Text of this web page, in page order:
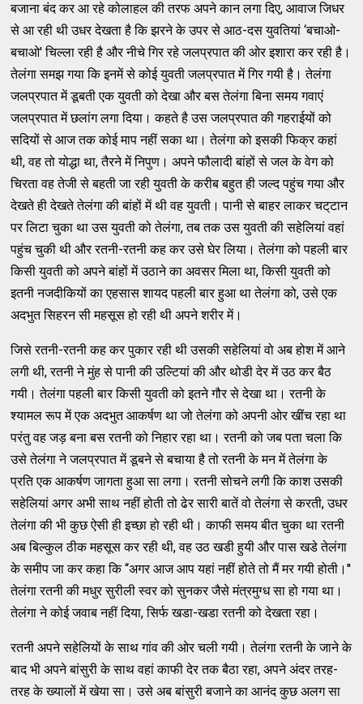
बजाना बंद कर आ रहे कोलाहल की तरफ अपने कान लगा दिए, आवाज जिधर
से आ रही थी उधर देखता है कि झरने के उपर से आठ-दस युवतियां ‘बचाओ-
बचाओ' चिल्‍ला रही है और नीचे गिर रहे जलप्रपात की ओर इशारा कर रही है।
तेलंगा समझ गया कि इनमें से कोई युवती जलप्रपात में गिर गयी है। तेलंगा
जलप्रपात में डूबती एक युवती को देखा और बस तेलंगा बिना समय गवाएं
जलप्रपात में छलांग लगा दिया। कहते है उस जलप्रपात की गहराईयों को
सदियों से आज तक कोई माप नहीं सका था। तेलंगा को इसकी फिक्र कहां
थी, वह तो योद्धा था, तैरने में निपुण। अपने फौलादी बांहों से जल के वेग को
चिरता वह तेजी से बहती जा रही युवती के करीब बहुत ही जल्‍द पहुंच गया और
देखते ही देखते तेलंगा की बांहों में थी वह युवती। पानी से बाहर लाकर चट्‌टान
पर लिटा चुका था उस युवती को तेलंगा, तब तक उस युवती की सहेलियां वहां
पहुंच चुकी थी और रतनी-रतनी कह कर उसे घेर लिया। तेलंगा को पहली बार
किसी युवती को अपने बांहों में उठाने का अवसर मिला था, किसी युवती को
इतनी नजदीकियों का एहसास शायद पहली बार हुआ था तेलंगा को, उसे एक
अदभुत सिहरन सी महसूस हो रही थी अपने शरीर में।
जिसे रतनी-रतनी कह कर पुकार रही थी उसकी सहेलियां वो अब होश में आने
लगी थी, रतनी ने मुंह से पानी की उल्‍टियां की और थोडी देर में उठ कर बैठ
गयी। तेलंगा पहली बार किसी युवती को इतने गौर से देखा था। रतनी के
श्‍यामल रूप में एक अदभुत आकर्षण था जो तेलंगा को अपनी ओर खींच रहा था
परंतु वह जड़ बना बस रतनी को निहार रहा था। रतनी को जब पता चला कि
उसे तेलंगा ने जलप्रपात में डूबने से बचाया है तो रतनी के मन में तेलंगा के
प्रति एक आकर्षण जागता हुआ सा लगा। रतनी सोचने लगी कि काश उसकी
सहेलियां अगर अभी साथ नहीं होती तो ढेर सारी बातें वो तेलंगा से करती, उधर
तेलंगा की भी कुछ ऐसी ही इच्‍छा हो रही थी। काफी समय बीत चुका था रतनी
अब बिल्‍कुल ठीक महसूस कर रही थी, वह उठ खडी हुयी और पास खडे तेलंगा
के समीप जा कर कहा कि ‘‘अगर आज आप यहां नहीं होते तो मैं मर गयी होती।''
तेलंगा रतनी की मधुर सुरीली स्‍वर को सुनकर जैसे मंत्रमुग्‍ध सा हो गया था।
तेलंगा ने कोई जवाब नहीं दिया, सिर्फ खडा-खडा रतनी को देखता रहा।
रतनी अपने सहेलियों के साथ गांव की ओर चली गयी। तेलंगा रतनी के जाने के
बाद भी अपने बांसुरी के साथ वहां काफी देर तक बैठा रहा, अपने अंदर तरह-
तरह के ख्‍यालों में खेया सा। उसे अब बांसुरी बजाने का आनंद कुछ अलग सा